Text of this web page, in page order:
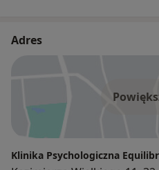
Adres
Klinika Psychologiczna